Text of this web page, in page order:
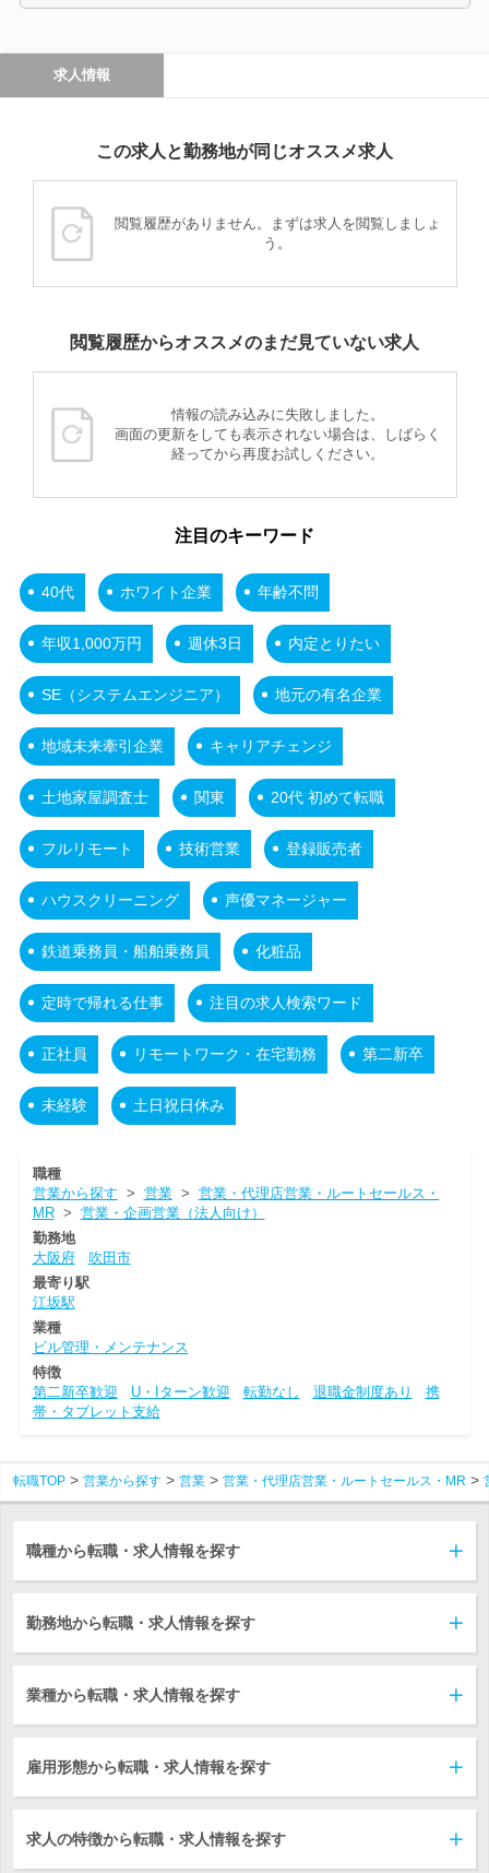
求人情報
この求人と勤務地が同じオススメ求人
閲覧履歴がありません。まずは求人を閲覧しましょ
う。
閲覧履歴からオススメのまだ見ていない求人
情報の読み込みに失敗しました。
画面の更新をしても表示されない場合は、しばらく
経ってから再度お試しください。
注目のキーワード
40代 ホワイト企業 年齢不問
年収1,000万円 週休3日 内定とりたい
SE（システムエンジニア） 地元の有名企業
地域未来牽引企業 キャリアチェンジ
土地家屋調査士 関東 20代 初めて転職
フルリモート 技術営業 登録販売者
ハウスクリーニング 声優マネージャー
鉄道乗務員・船舶乗務員 化粧品
定時で帰れる仕事 注目の求人検索ワード
正社員 リモートワーク・在宅勤務 第二新卒
未経験 土日祝日休み
職種
営業から探す > 営業> 営業・代理店営業・ルートセールス・
MR> 営業・企画営業（法人向け）
勤務地
大阪府
吹田市
最寄り駅
江坂駅
業種
ビル管理・メンテナンス
特徴
第二新卒歓迎
U・Iターン歓迎 転勤なし 退職金制度あり
携
帯・タブレット支給
転職TOP 営業から探す 営業 営業・代理店営業・ルートセールス・MR
職種から転職・求人情報を探す
勤務地から転職・求人情報を探す
業種から転職・求人情報を探す
雇用形態から転職・求人情報を探す
求人の特徴から転職・求人情報を探す